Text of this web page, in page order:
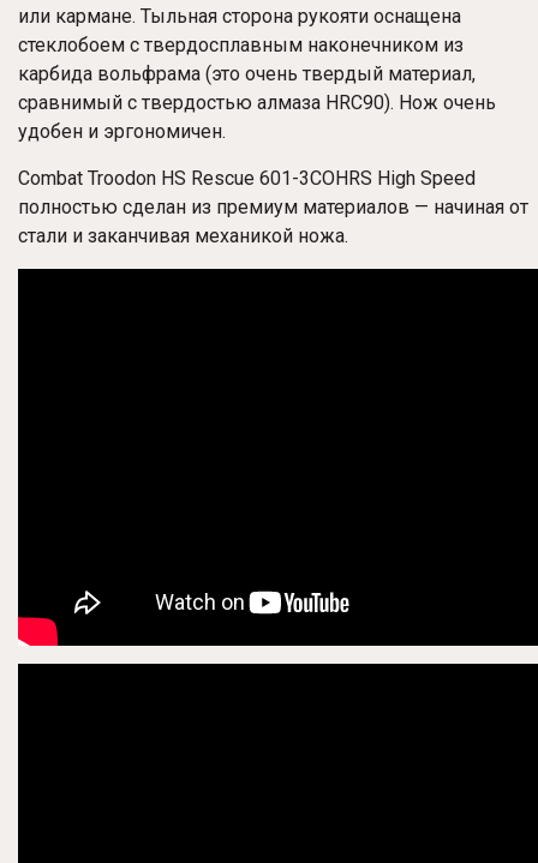
или кармане. Тыльная сторона рукояти оснащена
стеклобоем с твердосплавным наконечником из
карбида вольфрама (это очень твердый материал,
сравнимый с твердостью алмаза HRC90). Нож очень
удобен и эргономичен.
Combat Troodon HS Rescue 601-3COHRS High Speed
полностью сделан из премиум материалов — начиная от
стали и заканчивая механикой ножа.